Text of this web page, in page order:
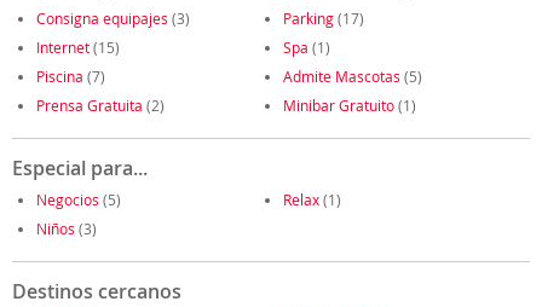
Consigna equipajes (3) Parking(17)
Internet(15) Spa (1)
Piscina (7) Admite Mascotas (5)
Prensa Gratuita (2) Minibar Gratuito(1)
Especial para...
Negocios (5) Relax(1)
Niños (3)
Destinos cercanos